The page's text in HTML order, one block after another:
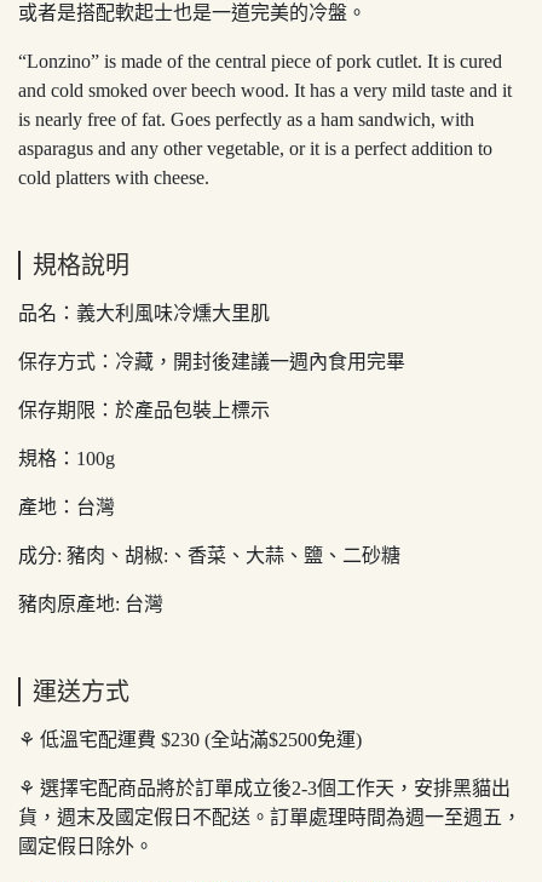
或者是搭配軟起士也是一道完美的冷盤。
“Lonzino” is made of the central piece of pork cutlet. It is cured
and cold smoked over beech wood. It has a very mild taste and it
is nearly free of fat. Goes perfectly as a ham sandwich, with
asparagus and any other vegetable, or it is a perfect addition to
cold platters with cheese.
規格說明
品名：義大利風味冷燻大里肌
保存方式：冷藏，開封後建議一週內食用完畢
保存期限：於產品包裝上標示
規格：100g
產地：台灣
成分: 豬肉、胡椒:、香菜、大蒜、鹽、二砂糖
豬肉原產地: 台灣
運送方式
⚘ 低溫宅配運費 $230 (全站滿$2500免運)
⚘ 選擇宅配商品將於訂單成立後2-3個工作天，安排黑貓出
貨，週末及國定假日不配送。訂單處理時間為週一至週五，
國定假日除外。